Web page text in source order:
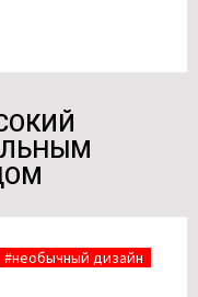
#необычный дизайн